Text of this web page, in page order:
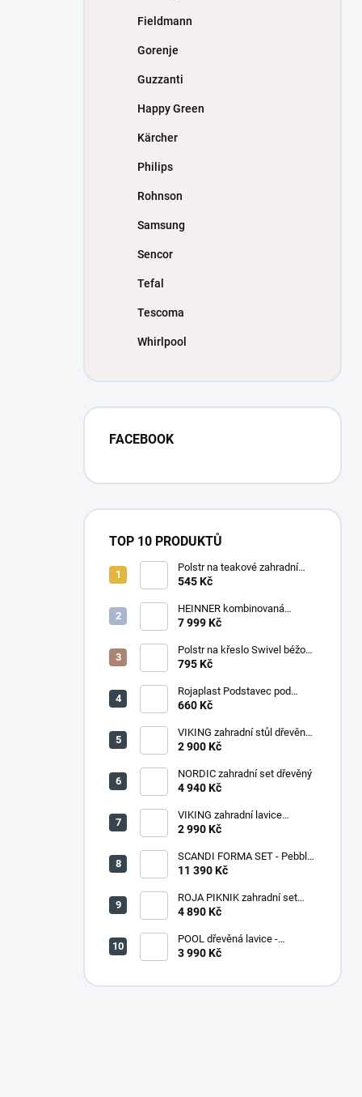
Fieldmann
Gorenje
Guzzanti
Happy Green
Kärcher
Philips
Rohnson
Samsung
Sencor
Tefal
Tescoma
Whirlpool
FACEBOOK
TOP 10 PRODUKTŮ
Polstr na teakové zahradní
křeslo vysoké - látka motiv
545 Kč
HEINNER kombinovaná
chladnička HF-
7 999 Kč
Polstr na křeslo Swivel béžový
melír
795 Kč
Rojaplast Podstavec pod
slunečník 22kg
660 Kč
VIKING zahradní stůl dřevěný
PŘÍRODNÍ - 150 cm
2 900 Kč
NORDIC zahradní set dřevěný
4 940 Kč
VIKING zahradní lavice
dřevěná PŘÍRODNÍ - 180 cm
2 990 Kč
SCANDI FORMA SET - Pebble
grey/Soft biege
11 390 Kč
ROJA PIKNIK zahradní set
dřevěný - 160 cm - lakovaný
4 890 Kč
POOL dřevěná lavice -
PŘÍRODNÍ
3 990 Kč